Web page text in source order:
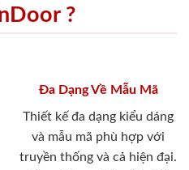
?
Đa Dạng Về Mẫu Mã
Thiết kế đa dạng kiểu dáng
và mẫu mã phù hợp với
truyền thống và cả hiện đại.